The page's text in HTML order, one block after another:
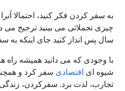
به سفر کردن فکر کنید، احتمالا
چیزی تجملاتی می بینید ترجیح می
سال پس انداز کنید جای اینکه به
با وجودی که می دانید همیشه راه
شیوه ای اقتصادی سفر کرد و
تجارب، لذت برد. سفرکردن،